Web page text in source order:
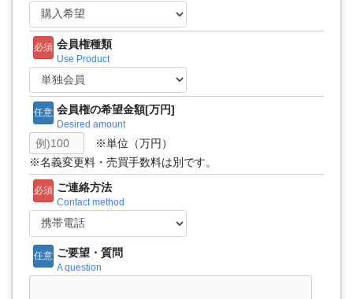
必須 会員権種類
Use Product
任意 会員権の希望金額[万円]
Desired amount
※単位（万円）
※名義変更料・売買手数料は別です。
必須 ご連絡方法
Contact method
任意 ご要望・質問
A question